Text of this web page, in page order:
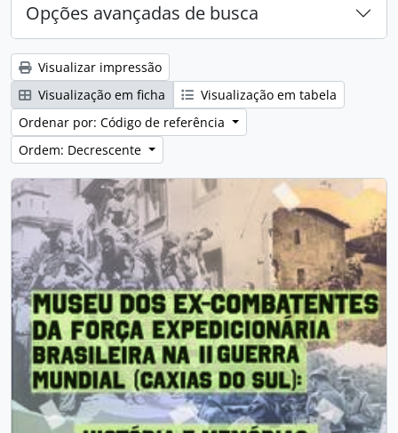
Opções avançadas de busca
Visualizar impressão
Visualização em ficha
Visualização em tabela
Ordenar por: Código de referência
Ordem: Decrescente